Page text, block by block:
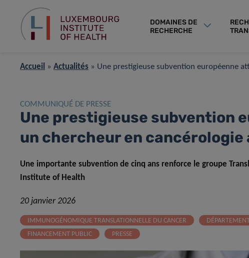
DOMAINES DE
RECHERCHE
Accueil » Actualités » Une prestigieuse subvention européenne
COMMUNIQUÉ DE PRESSE
Une prestigieuse subvention
un chercheur en cancérologie
Une importante subvention de cinq ans renforce le groupe
Institute of Health
20 janvier 2026
IMMUNOGÉNOMIQUE TRANSLATIONNELLE DU CANCER
FINANCEMENT PUBLIC
PRESSE